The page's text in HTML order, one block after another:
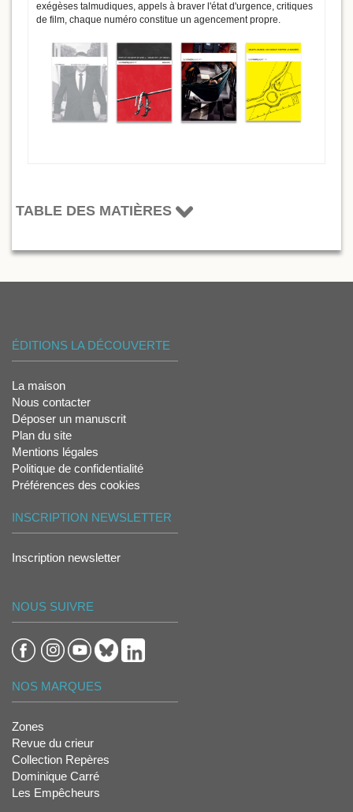
exégèses talmudiques, appels à braver l'état d'urgence, critiques
de film, chaque numéro constitue un agencement propre.
TABLE DES MATIÈRES
ÉDITIONS LA DÉCOUVERTE
La maison
Nous contacter
Déposer un manuscrit
Plan du site
Mentions légales
Politique de confidentialité
Préférences des cookies
INSCRIPTION NEWSLETTER
Inscription newsletter
NOUS SUIVRE
NOS MARQUES
Zones
Revue du crieur
Collection Repères
Dominique Carré
Les Empêcheurs